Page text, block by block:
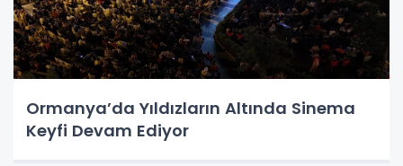
Ormanya’da Yıldızların Altında Sinema
Keyfi Devam Ediyor